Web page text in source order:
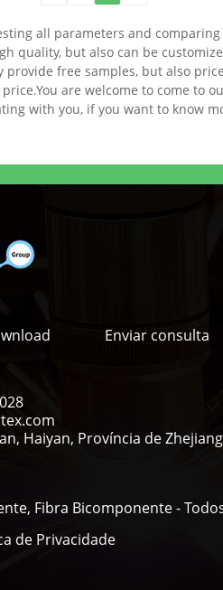
all parameters and
quality, but also can be
free samples, but also
are welcome to come to
with you, if you want to know
Enviar consulta
Haiyan, Província de
Fibra Bicomponente -
de Privacidade